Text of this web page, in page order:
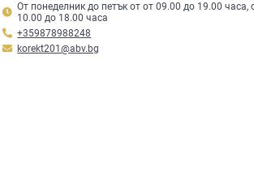
От понеделник до петък от от 09.00 до 19.00 часа,
10.00 до 18.00 часа
+359878988248
korekt201@abv.bg